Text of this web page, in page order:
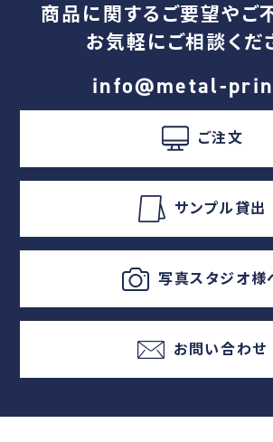
商品に関するご要望やご
お気軽にご相談くだ
info@metal-
ご注文
サンプル貸出
写真スタジオ様
お問い合わせ